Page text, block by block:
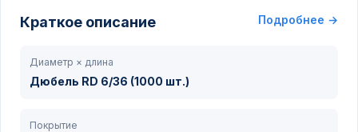
Краткое описание Подробнее →
Диаметр × длина
Дюбель RD 6/36 (1000 шт.)
Покрытие